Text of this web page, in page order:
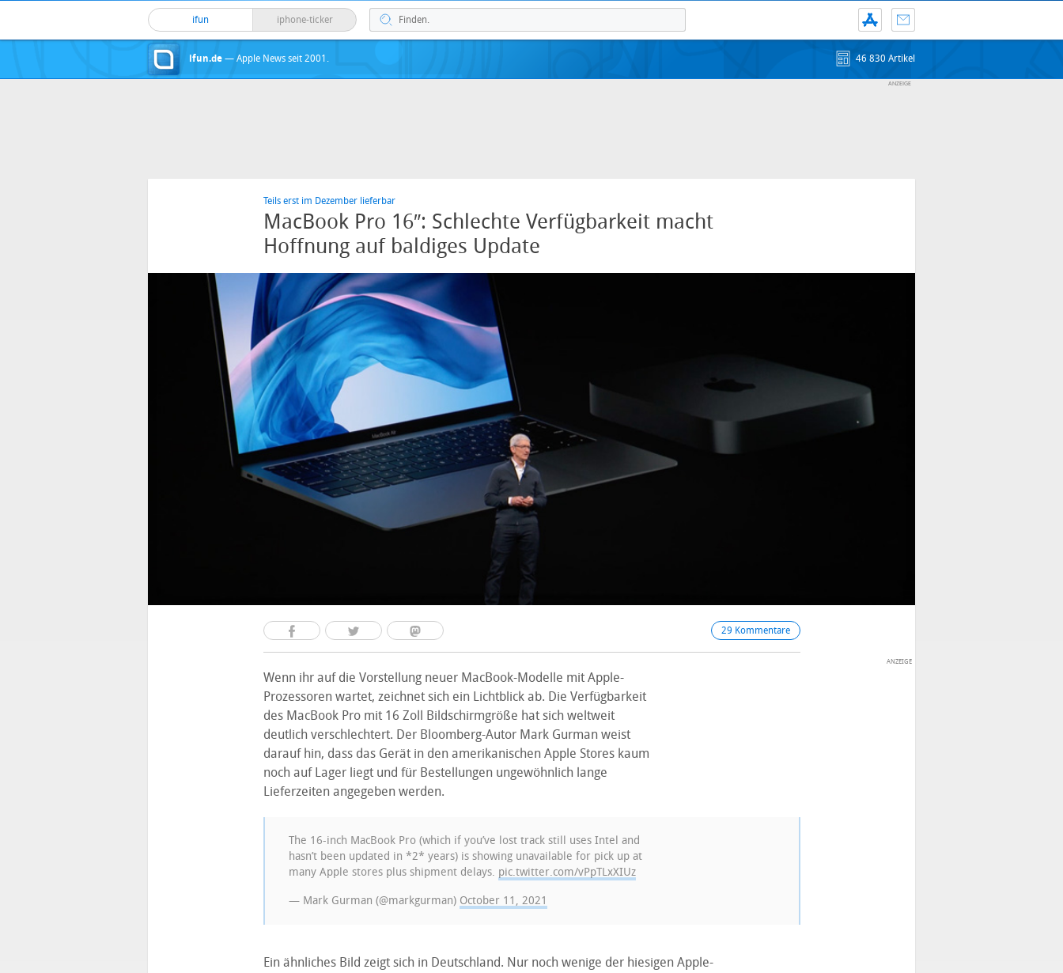
ifun iphone-ticker
ifun.de — Apple News seit 2001. 46 830 Artikel
Teils erst im Dezember lieferbar
MacBook Pro 16″: Schlechte Verfügbarkeit macht
Hoffnung auf baldiges Update
29 Kommentare
Wenn ihr auf die Vorstellung neuer MacBook-Modelle mit Apple-
Prozessoren wartet, zeichnet sich ein Lichtblick ab. Die Verfügbarkeit
des MacBook Pro mit 16 Zoll Bildschirmgröße hat sich weltweit
deutlich verschlechtert. Der Bloomberg-Autor Mark Gurman weist
darauf hin, dass das Gerät in den amerikanischen Apple Stores kaum
noch auf Lager liegt und für Bestellungen ungewöhnlich lange
Lieferzeiten angegeben werden.
The 16-inch MacBook Pro (which if you’ve lost track still uses Intel and
hasn’t been updated in *2* years) is showing unavailable for pick up at
many Apple stores plus shipment delays. pic.twitter.com/vPpTLxXIUz
— Mark Gurman (@markgurman) October 11, 2021
Ein ähnliches Bild zeigt sich in Deutschland. Nur noch wenige der hiesigen Apple-